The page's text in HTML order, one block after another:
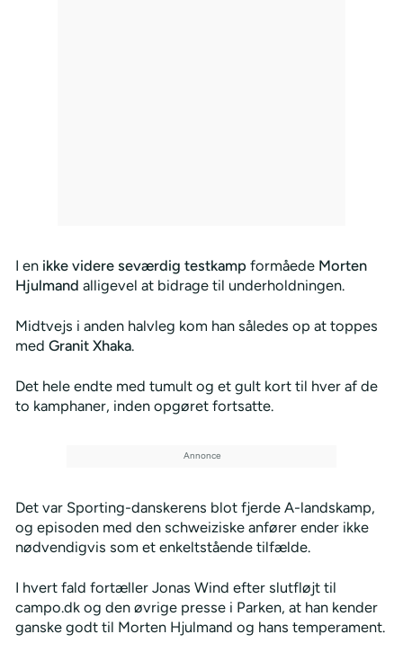
I en ikke videre seværdig testkamp formåede Morten
Hjulmand alligevel at bidrage til underholdningen.
Midtvejs i anden halvleg kom han således op at toppes
med Granit Xhaka.
Det hele endte med tumult og et gult kort til hver af de
to kamphaner, inden opgøret fortsatte.
Det var Sporting-danskerens blot fjerde A-landskamp,
og episoden med den schweiziske anfører ender ikke
nødvendigvis som et enkeltstående tilfælde.
I hvert fald fortæller Jonas Wind efter slutfløjt til
campo.dk og den øvrige presse i Parken, at han kender
ganske godt til Morten Hjulmand og hans temperament.